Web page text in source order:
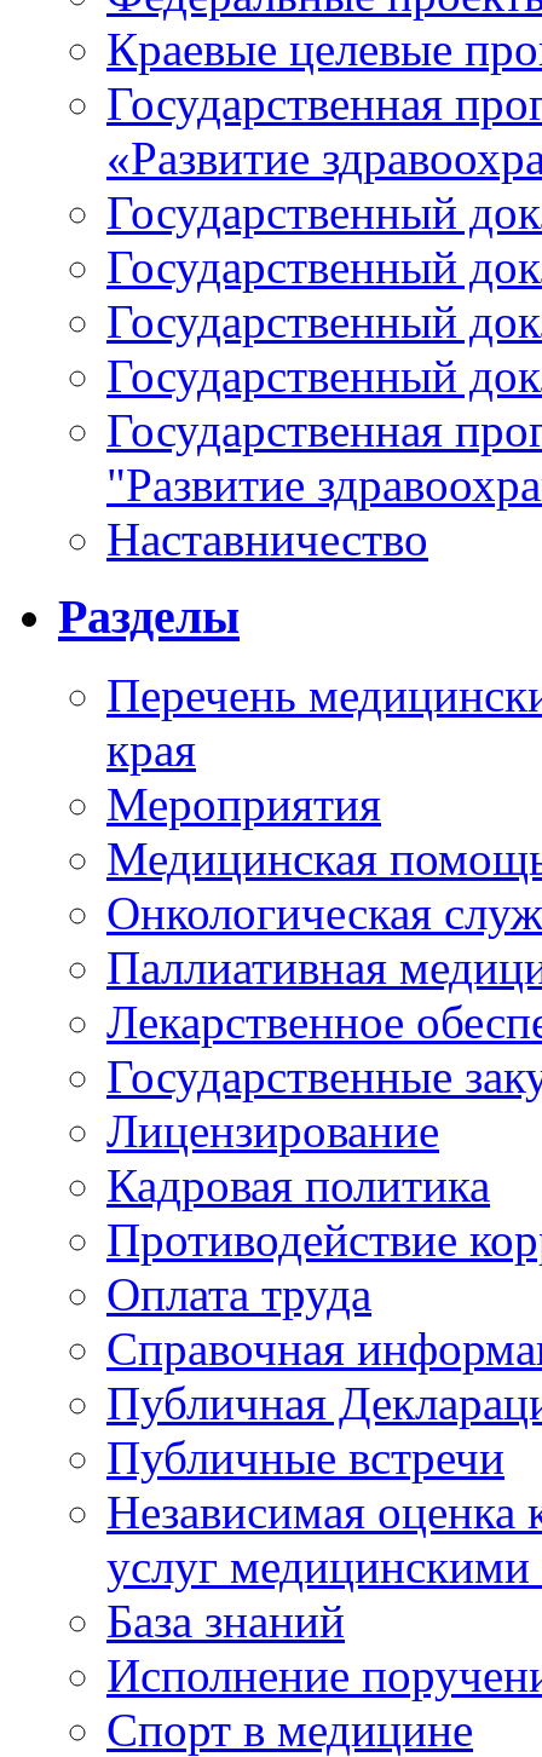
Краевые целевые
Государственная
«Развитие
Государственный
Государственный
Государственный
Государственный
Государственная
"Развитие
Наставничество
Разделы
Перечень
края
Мероприятия
Медицинская
Онкологическая
Паллиативная
Лекарственное
Государственные
Лицензирование
Кадровая политика
Противодействие
Оплата труда
Справочная
Публичная
Публичные встречи
Независимая оценка
услуг
База знаний
Исполнение
Спорт в медицине